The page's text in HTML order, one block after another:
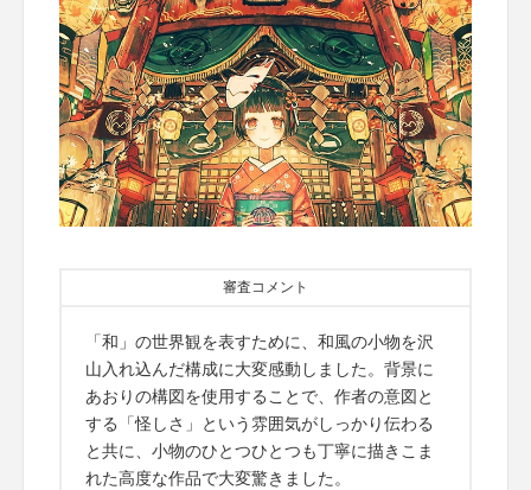
審査コメント
「和」の世界観を表すために、和風の小物を沢
山入れ込んだ構成に大変感動しました。背景に
あおりの構図を使用することで、作者の意図と
する「怪しさ」という雰囲気がしっかり伝わる
と共に、小物のひとつひとつも丁寧に描きこま
れた高度な作品で大変驚きました。